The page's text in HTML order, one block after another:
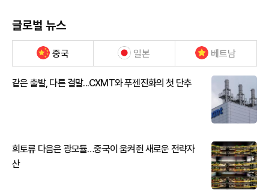
글로벌 뉴스
중국 일본 베트남
같은 출발, 다른 결말...CXMT와 푸젠진화의 첫 단추
희토류 다음은 광모듈…중국이 움켜쥔 새로운 전략자
산